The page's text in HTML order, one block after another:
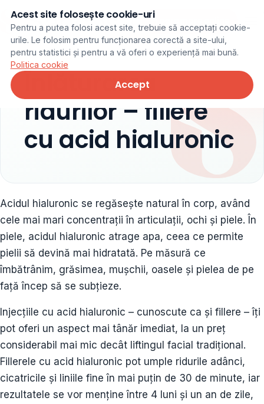
Programare online
Înlăturarea
ridurilor – fillere
cu acid hialuronic
Acidul hialuronic se regăsește natural în corp, având
cele mai mari concentrații în articulații, ochi și piele. În
piele, acidul hialuronic atrage apa, ceea ce permite
pielii să devină mai hidratată. Pe măsură ce
îmbătrânim, grăsimea, mușchii, oasele și pielea de pe
față încep să se subțieze.
Injecțiile cu acid hialuronic – cunoscute ca și fillere – îți
pot oferi un aspect mai tânăr imediat, la un preț
considerabil mai mic decât liftingul facial tradițional.
Fillerele cu acid hialuronic pot umple ridurile adânci,
cicatricile și liniile fine în mai puțin de 30 de minute, iar
rezultatele se vor menține între 4 luni și un an de zile,
Acest site folosește cookie-uri
Pentru a putea folosi acest site, trebuie să acceptați cookie-
urile. Le folosim pentru funcționarea corectă a site-ului,
pentru statistici și pentru a vă oferi o experiență mai bună.
Politica cookie
Accept